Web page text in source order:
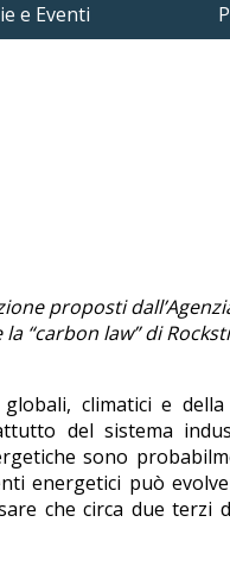
e Eventi
proposti
“carbon law” di
climatici e della
del sistema
sono
energetici può
che circa due terzi